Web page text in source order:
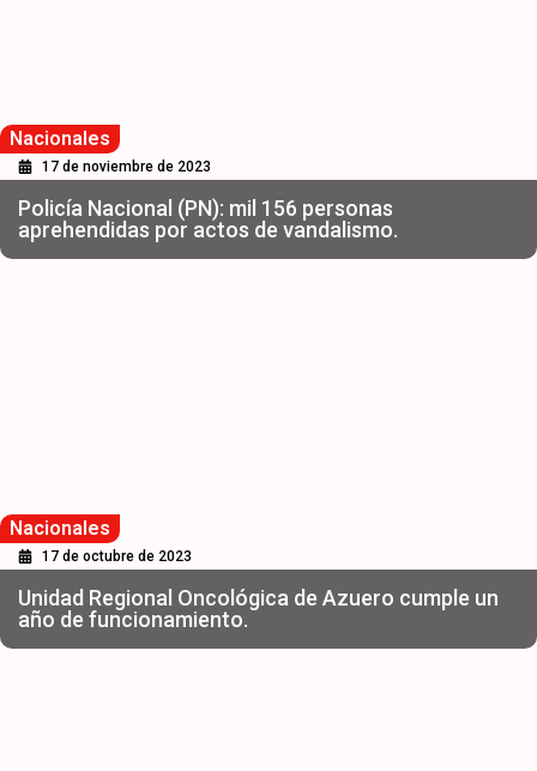
Nacionales
17 de noviembre de 2023
Policía Nacional (PN): mil 156 personas
aprehendidas por actos de vandalismo.
Nacionales
17 de octubre de 2023
Unidad Regional Oncológica de Azuero cumple un
año de funcionamiento.